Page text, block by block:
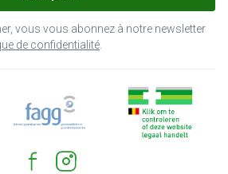
vous vous abonnez à notre newsletter
de confidentialité